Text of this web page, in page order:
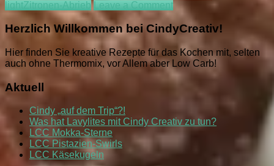
lightZitronen-Abrieb Leave a Commenton
LCC
Stollen-
Konfekt
Herzlich Willkommen bei CindyCreativ!
Hier finden Sie kreative Rezepte für das Kochen mit, selten
auch ohne Thermomix, vor Allem aber Low Carb!
Aktuell
Cindy „auf dem Trip“?!
Was hat Lavylites mit Cindy Creativ zu tun?
LCC Mokka-Sterne
LCC Pistazien-Swirls
LCC Käsekugeln